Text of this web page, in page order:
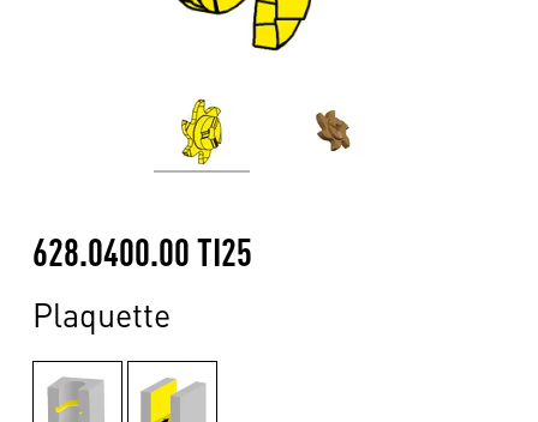
628.0400.00 TI25
Plaquette